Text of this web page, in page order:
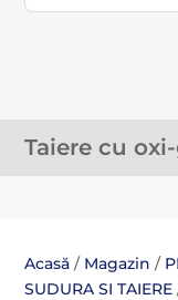
Taiere cu
Acasă / Magazin /
SUDURA SI TAIERE